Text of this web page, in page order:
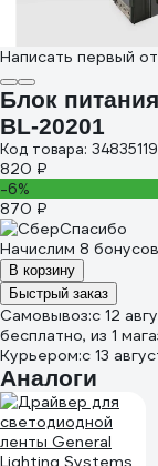
Написать первый
Блок
BL-20201
Код товара: 34835119
820 ₽
-6%
870 ₽
Начислим 8 бонусов
В корзину
Быстрый заказ
Самовывоз:c 12
бесплатно, из 1
Курьером:c 13
Аналоги